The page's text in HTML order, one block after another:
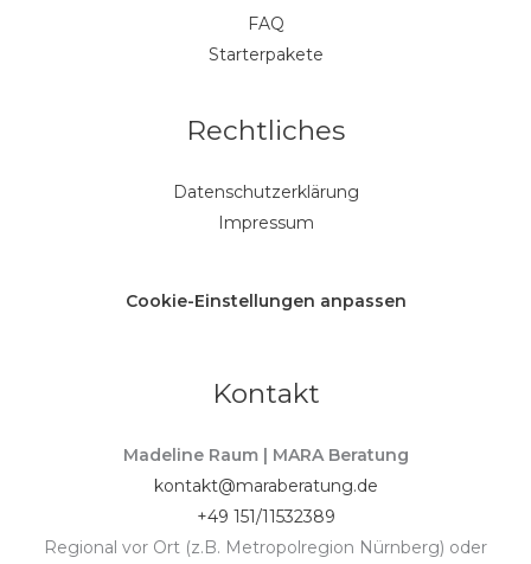
FAQ
Starterpakete
Rechtliches
Datenschutzerklärung
Impressum
Cookie-Einstellungen anpassen
Kontakt
Madeline Raum | MARA Beratung
kontakt@maraberatung.de
+49 151/11532389
Regional vor Ort (z.B. Metropolregion Nürnberg) oder